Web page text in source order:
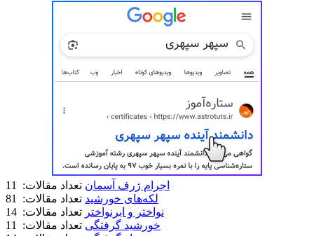
اجرام ژرف آسمان تعداد مقالات: 11
لکه‌های خورشید تعداد مقالات: 81
نواختر و ابرنواختر تعداد مقالات: 14
خورشید گرفتگی تعداد مقالات: 11